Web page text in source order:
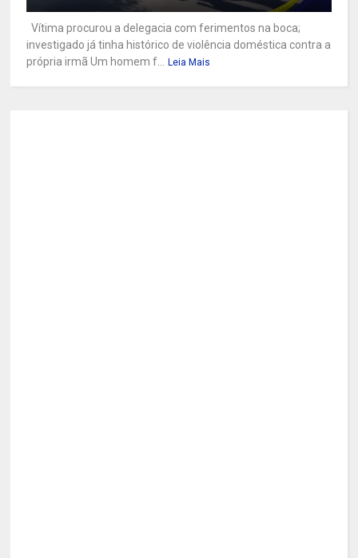
Vítima procurou a delegacia com ferimentos na boca;
investigado já tinha histórico de violência doméstica contra a
própria irmã Um homem f...
Leia Mais